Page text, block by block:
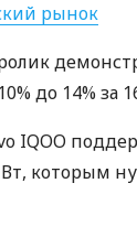
рынок
до 14% за
IQOO
которым